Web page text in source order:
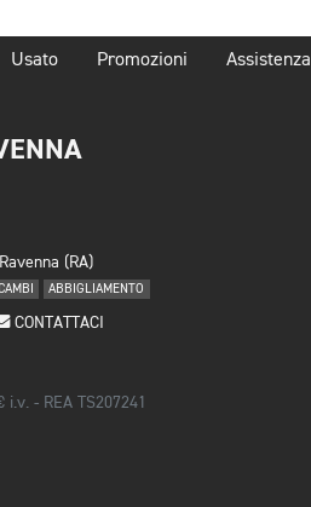
Usato Promozioni Assistenza
(RA)
ABBIGLIAMENTO
CONTATTACI
- REA TS207241